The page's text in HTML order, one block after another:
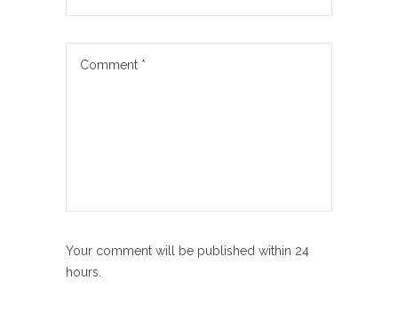
Your comment will be published within 24
hours.